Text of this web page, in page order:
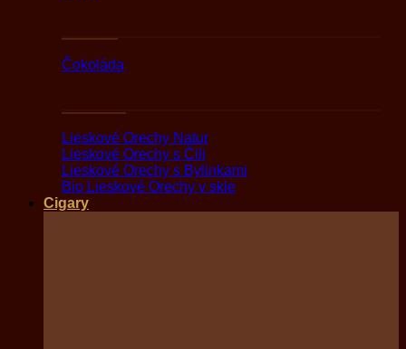
Čokoláda
Lieskové Orechy Natur
Lieskové Orechy s Čili
Lieskové Orechy s Bylinkami
Bio Lieskové Orechy v skle
Cigary